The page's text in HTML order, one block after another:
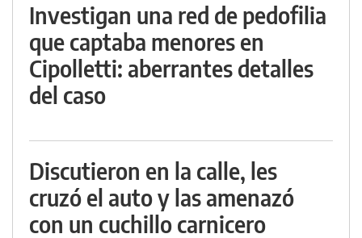
Investigan una red de pedofilia
que captaba menores en
Cipolletti: aberrantes detalles
del caso
Discutieron en la calle, les
cruzó el auto y las amenazó
con un cuchillo carnicero